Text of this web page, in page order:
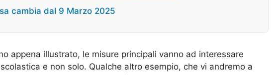
cambia dal 9 Marzo 2025
appena illustrato, le misure principali vanno ad interessare
e non solo. Qualche altro esempio, che vi andremo a